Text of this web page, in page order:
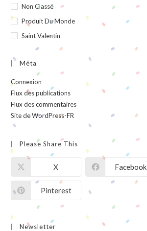
Non Classé
Produit Du Monde
Saint Valentin
Méta
Connexion
Flux des publications
Flux des commentaires
Site de WordPress-FR
Please Share This
X Facebook
Pinterest
Newsletter